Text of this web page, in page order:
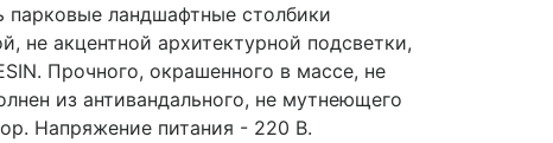
парковые ландшафтные столбики
не акцентной архитектурной подсветки,
Прочного, окрашенного в массе, не
из антивандального, не мутнеющего
Напряжение питания - 220 В.